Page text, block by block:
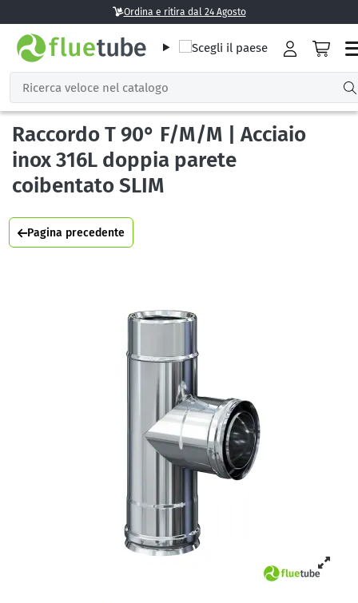
Ordina e ritira dal 24 Agosto
Raccordo T 90° F/M/M | Acciaio
inox 316L doppia parete
coibentato SLIM
Pagina precedente